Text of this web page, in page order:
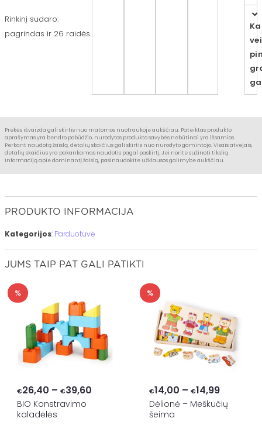
Rinkinį sudaro:
pagrindas ir 26 raidės.
Prekės išvaizda gali skirtis nuo matomos nuotraukoje aukščiau. Pateiktas produkto
aprašymas yra bendro pobūdžio, nurodytos produkto savybės nebūtinai yra išsamios.
Perkant naudotą žaislą, detalių skaičius gali skirtis nuo nurodyto gamintojo. Visais atvejais,
detalių skaičius yra pakankamas naudotis pagal paskirtį. Jei norite sužinoti tikslią
informaciją apie dominantį žaislą, pasinaudokite užklausos galimybe aukščiau.
PRODUKTO INFORMACIJA
Kategorijos: Parduotuvė
JUMS TAIP PAT GALI PATIKTI
%
€26,40 – €39,60Price
BIO Konstravimo
kaladėlės
%
€14,00 – €14,99Price
range:
Dėlionė – Meškučių
šeima